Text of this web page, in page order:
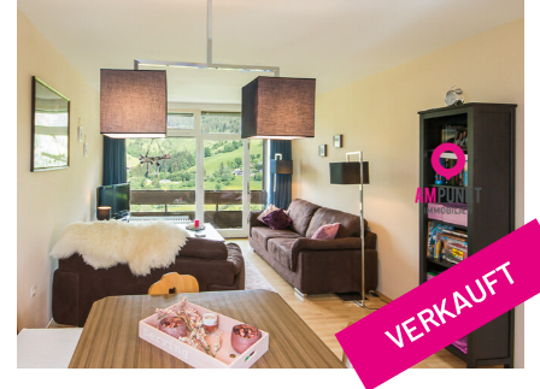
VERKAUFT